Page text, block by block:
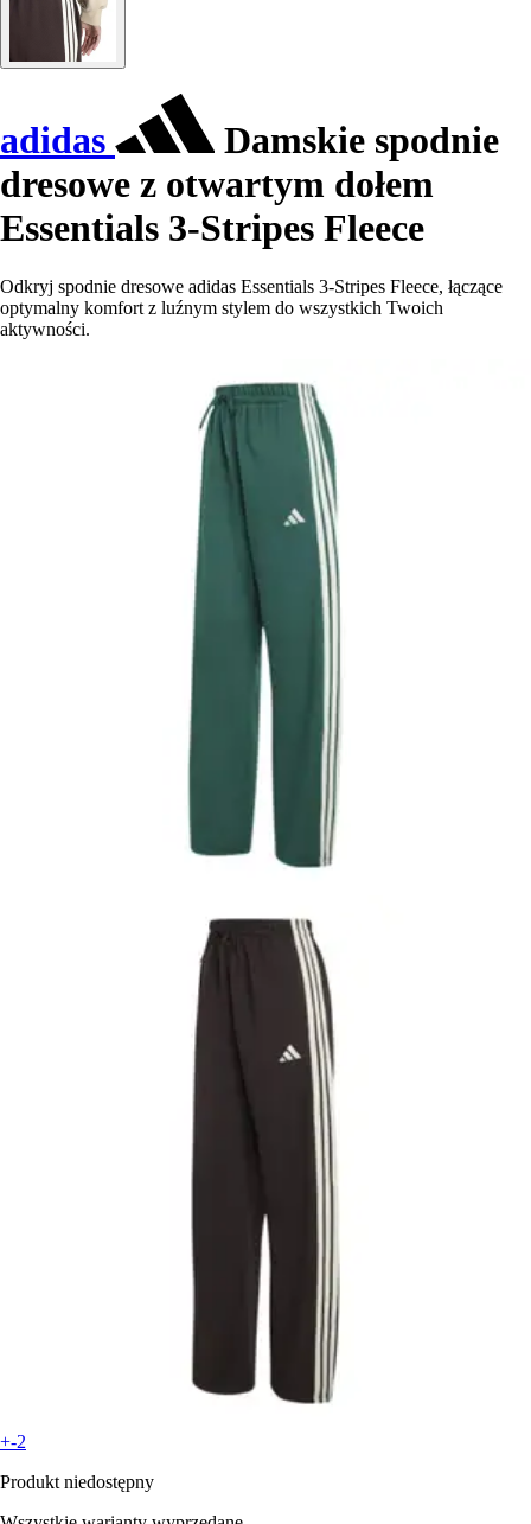
adidas
Damskie spodnie
dresowe z otwartym dołem
Essentials 3-Stripes Fleece
Odkryj spodnie dresowe adidas Essentials 3-Stripes Fleece, łączące
optymalny komfort z luźnym stylem do wszystkich Twoich
aktywności.
+-2
Produkt niedostępny